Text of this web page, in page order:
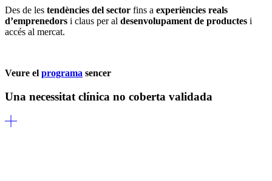
Des de les tendències del sector fins a experiències reals
d’emprenedors i claus per al desenvolupament de productes i
accés al mercat.
Veure el programa sencer
Una necessitat clínica no coberta validada